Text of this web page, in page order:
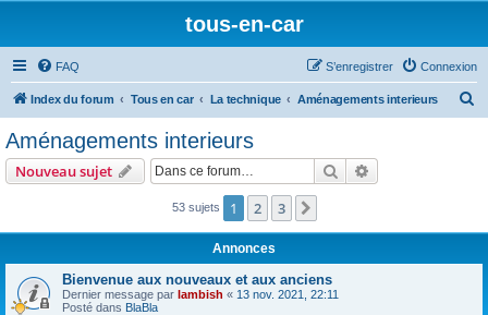
tous-en-car
FAQ Connexion
S’enregistrer
Index du forum Tous en car La technique Aménagements interieurs
Aménagements interieurs
Nouveau sujet Rechercher
53 sujets 1 2 3
Annonces
Bienvenue aux nouveaux et aux anciens
Dernier message par lambish « 13 nov. 2021, 22:11
Posté dans BlaBla